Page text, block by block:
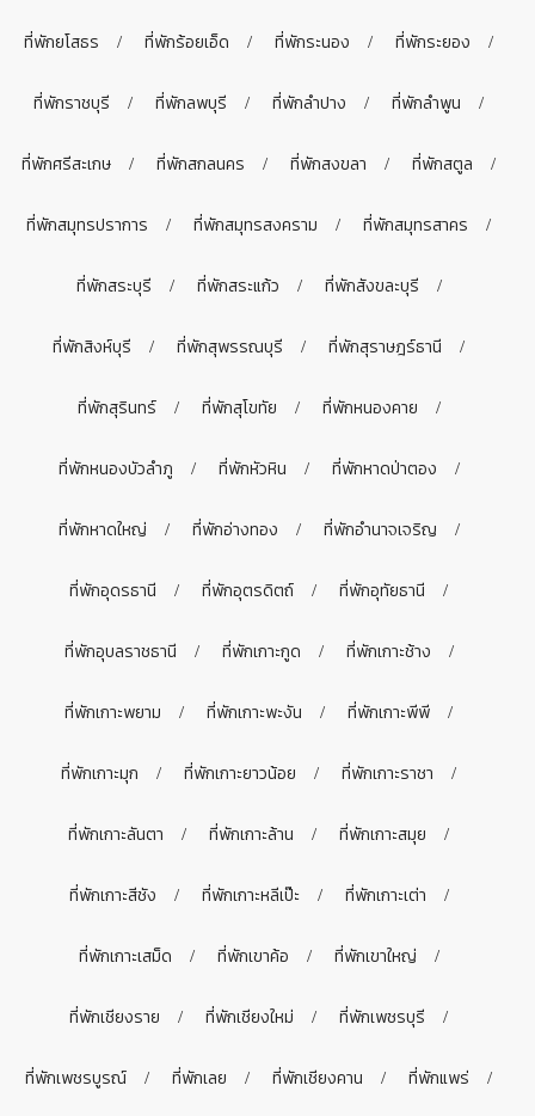
ที่พักยโสธร ที่พักร้อยเอ็ด ที่พักระนอง ที่พักระยอง
ที่พักราชบุรี ที่พักลพบุรี ที่พักลำปาง ที่พักลำพูน
ที่พักศรีสะเกษ ที่พักสกลนคร ที่พักสงขลา ที่พักสตูล
ที่พักสมุทรปราการ ที่พักสมุทรสงคราม ที่พักสมุทรสาคร
ที่พักสระบุรี ที่พักสระแก้ว ที่พักสังขละบุรี
ที่พักสิงห์บุรี ที่พักสุพรรณบุรี ที่พักสุราษฎร์ธานี
ที่พักสุรินทร์ ที่พักสุโขทัย ที่พักหนองคาย
ที่พักหนองบัวลำภู ที่พักหัวหิน ที่พักหาดป่าตอง
ที่พักหาดใหญ่ ที่พักอ่างทอง ที่พักอำนาจเจริญ
ที่พักอุดรธานี ที่พักอุตรดิตถ์ ที่พักอุทัยธานี
ที่พักอุบลราชธานี ที่พักเกาะกูด ที่พักเกาะช้าง
ที่พักเกาะพยาม ที่พักเกาะพะงัน ที่พักเกาะพีพี
ที่พักเกาะมุก ที่พักเกาะยาวน้อย ที่พักเกาะราชา
ที่พักเกาะลันตา ที่พักเกาะล้าน ที่พักเกาะสมุย
ที่พักเกาะสีชัง ที่พักเกาะหลีเป๊ะ ที่พักเกาะเต่า
ที่พักเกาะเสม็ด ที่พักเขาค้อ ที่พักเขาใหญ่
ที่พักเชียงราย ที่พักเชียงใหม่ ที่พักเพชรบุรี
ที่พักเพชรบูรณ์ ที่พักเลย ที่พักเชียงคาน ที่พักแพร่